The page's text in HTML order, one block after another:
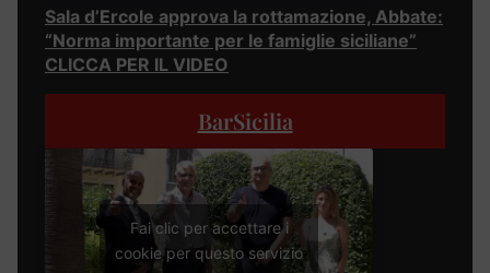
Sala d’Ercole approva la rottamazione, Abbate:
“Norma importante per le famiglie siciliane”
CLICCA PER IL VIDEO
BarSicilia
Fai clic per accettare i
cookie per questo servizio